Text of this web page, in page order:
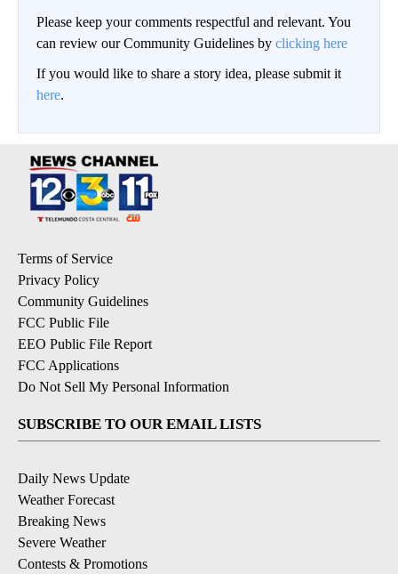
Please keep your comments respectful and relevant. You
can review our Community Guidelines by clicking here
If you would like to share a story idea, please submit it
here.
Terms of Service
Privacy Policy
Community Guidelines
FCC Public File
EEO Public File Report
FCC Applications
Do Not Sell My Personal Information
SUBSCRIBE TO OUR EMAIL LISTS
Daily News Update
Weather Forecast
Breaking News
Severe Weather
Contests & Promotions